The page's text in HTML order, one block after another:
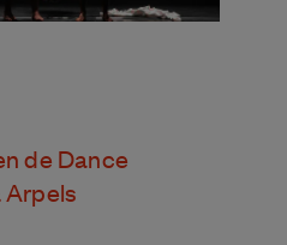
de Dance
Arpels